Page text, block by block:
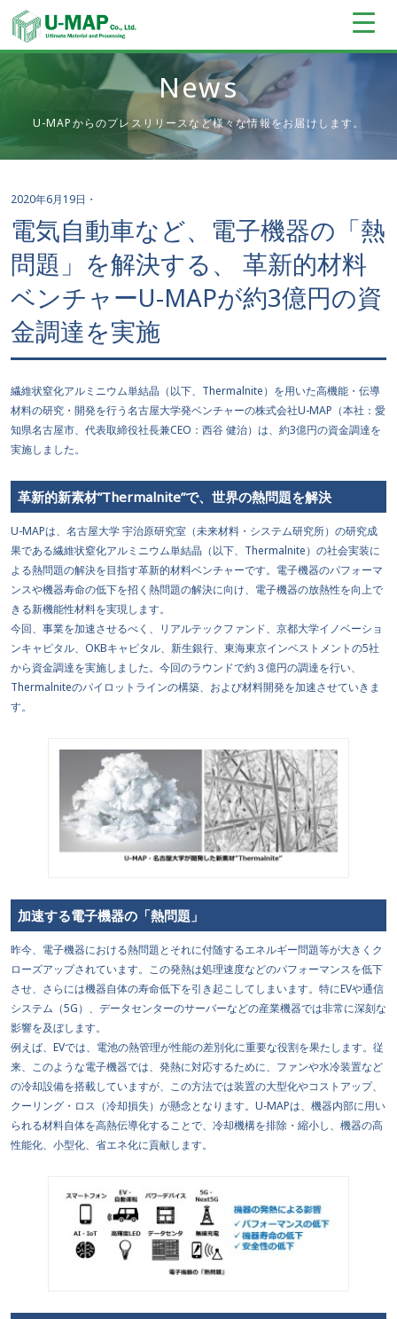
News
U-MAPからのプレスリリースなど様々な情報をお届けします。
2020年6月19日 ・
電気自動車など、電子機器の「熱
問題」を解決する、 革新的材料
ベンチャーU-MAPが約3億円の資
金調達を実施
繊維状窒化アルミニウム単結晶（以下、Thermalnite）を用いた高機能・伝導
材料の研究・開発を行う名古屋大学発ベンチャーの株式会社U-MAP（本社：愛
知県名古屋市、代表取締役社長兼CEO：西谷 健治）は、約3億円の資金調達を
実施しました。
革新的新素材”Thermalnite”で、世界の熱問題を解決
U-MAPは、名古屋大学 宇治原研究室（未来材料・システム研究所）の研究成
果である繊維状窒化アルミニウム単結晶（以下、Thermalnite）の社会実装に
よる熱問題の解決を目指す革新的材料ベンチャーです。電子機器のパフォーマ
ンスや機器寿命の低下を招く熱問題の解決に向け、電子機器の放熱性を向上で
きる新機能性材料を実現します。
今回、事業を加速させるべく、リアルテックファンド、京都大学イノベーショ
ンキャピタル、OKBキャピタル、新生銀行、東海東京インベストメントの5社
から資金調達を実施しました。今回のラウンドで約３億円の調達を行い、
Thermalniteのパイロットラインの構築、および材料開発を加速させていきま
す。
加速する電子機器の「熱問題」
昨今、電子機器における熱問題とそれに付随するエネルギー問題等が大きくク
ローズアップされています。この発熱は処理速度などのパフォーマンスを低下
させ、さらには機器自体の寿命低下を引き起こしてしまいます。特にEVや通信
システム（5G）、データセンターのサーバーなどの産業機器では非常に深刻な
影響を及ぼします。
例えば、EVでは、電池の熱管理が性能の差別化に重要な役割を果たします。従
来、このような電子機器では、発熱に対応するために、ファンや水冷装置など
の冷却設備を搭載していますが、この方法では装置の大型化やコストアップ、
クーリング・ロス（冷却損失）が懸念となります。U-MAPは、機器内部に用い
られる材料自体を高熱伝導化することで、冷却機構を排除・縮小し、機器の高
性能化、小型化、省エネ化に貢献します。